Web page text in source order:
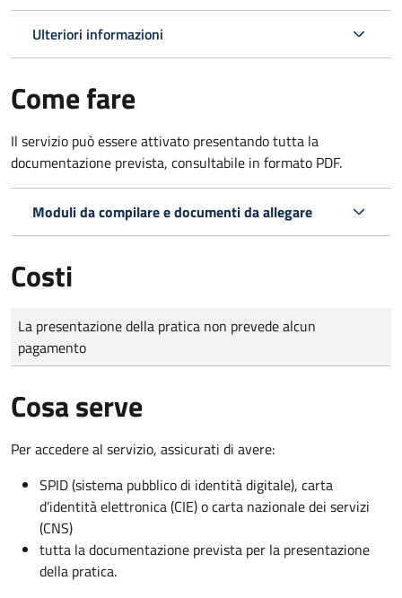
Ulteriori informazioni
Come fare
Il servizio può essere attivato presentando tutta la
documentazione prevista, consultabile in formato PDF.
Moduli da compilare e documenti da allegare
Costi
Tipo di pagamento
Importo
La presentazione della pratica non prevede alcun
pagamento
Cosa serve
Per accedere al servizio, assicurati di avere:
SPID (sistema pubblico di identità digitale), carta
d’identità elettronica (CIE) o carta nazionale dei servizi
(CNS)
tutta la documentazione prevista per la presentazione
della pratica.